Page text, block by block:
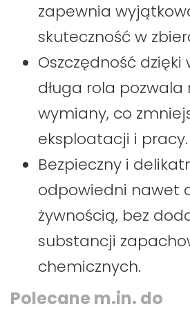
zapewnia
skuteczność w
Oszczędność
długa rola pozwala
wymiany, co
eksploatacji i pracy.
Bezpieczny i
odpowiedni nawet
żywnością, bez
substancji
chemicznych.
Polecane m.in. do